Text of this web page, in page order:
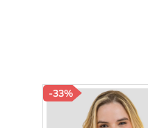
-33%